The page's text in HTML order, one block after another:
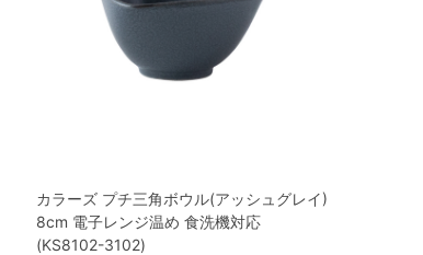
カラーズ プチ三角ボウル(アッシュグレイ)
8cm 電子レンジ温め 食洗機対応
(KS8102-3102)